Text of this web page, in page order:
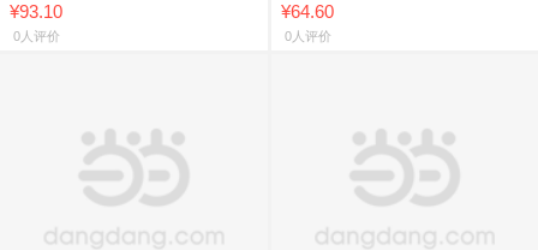
¥93.10
0人评价
¥64.60
0人评价